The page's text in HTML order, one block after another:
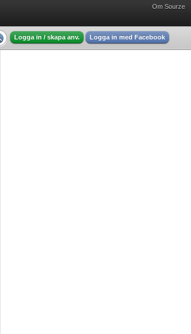
Om Sourze
Logga in / skapa anv. Logga in med Facebook